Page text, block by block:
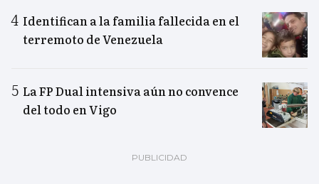
Identifican a la familia fallecida en el
terremoto de Venezuela
La FP Dual intensiva aún no convence
del todo en Vigo